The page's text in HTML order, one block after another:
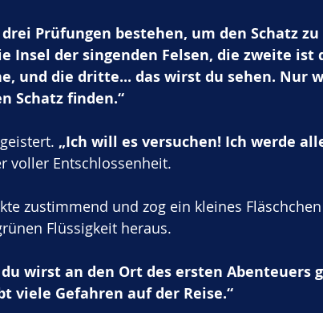
Prüfungen bestehen, um den Schatz
Insel der singenden Felsen, die zweite ist
und die dritte... das wirst du sehen. Nur
Schatz finden.“
„Ich will es versuchen! Ich werde
voller Entschlossenheit.
zustimmend und zog ein kleines
Flüssigkeit heraus.
wirst an den Ort des ersten Abenteuers
viele Gefahren auf der Reise.“